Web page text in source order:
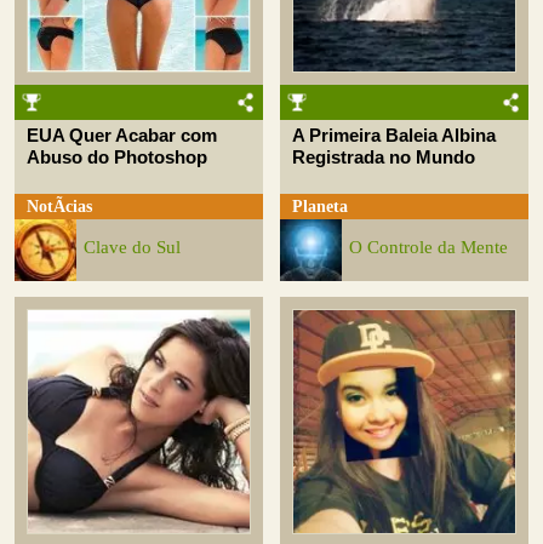
EUA Quer Acabar com
Abuso do Photoshop
NotÃ­cias
Clave do Sul
A Primeira Baleia Albina
Registrada no Mundo
Planeta
O Controle da Mente